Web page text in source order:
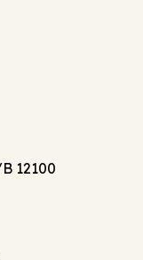
12100